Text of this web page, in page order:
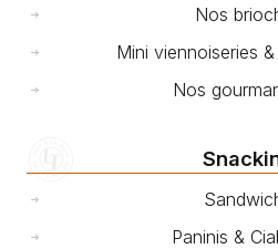
Nos
Mini viennoiseries
Nos
Paninis &